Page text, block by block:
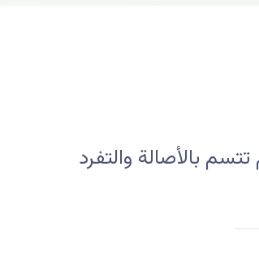
بالأصالة والتفرد